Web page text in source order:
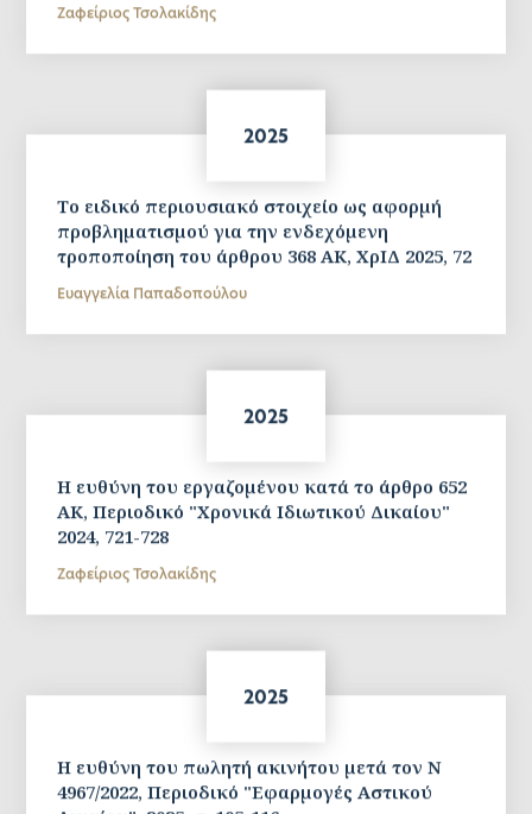
Ζαφείριος Τσολακίδης
2025
Το ειδικό περιουσιακό στοιχείο ως αφορμή
προβληματισμού για την ενδεχόμενη
τροποποίηση του άρθρου 368 ΑΚ, ΧρΙΔ 2025, 72
Ευαγγελία Παπαδοπούλου
2025
Η ευθύνη του εργαζομένου κατά το άρθρο 652
AK, Περιοδικό "Χρονικά Ιδιωτικού Δικαίου"
2024, 721-728
Ζαφείριος Τσολακίδης
2025
Η ευθύνη του πωλητή ακινήτου μετά τον N
4967/2022, Περιοδικό "Εφαρμογές Αστικού